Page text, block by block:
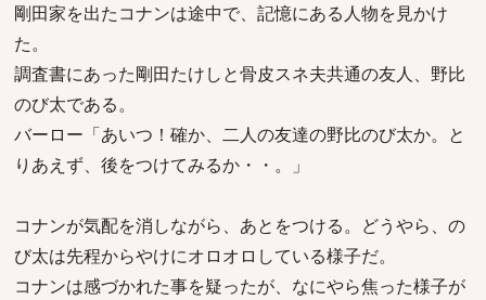
剛田家を出たコナンは途中で、記憶にある人物を見かけ
た。
調査書にあった剛田たけしと骨皮スネ夫共通の友人、野比
のび太である。
バーロー「あいつ！確か、二人の友達の野比のび太か。と
りあえず、後をつけてみるか・・。」
コナンが気配を消しながら、あとをつける。どうやら、の
び太は先程からやけにオロオロしている様子だ。
コナンは感づかれた事を疑ったが、なにやら焦った様子が